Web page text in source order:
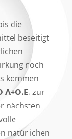
die
beseitigt
noch
kommen
A+O.E. zur
nächsten
natürlichen